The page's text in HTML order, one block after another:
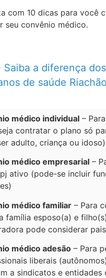
com 10 dicas para você
seu convênio médico.
Saiba a diferença
de saúde
médico individual –
contratar o plano só
adulto, criança ou idoso)
médico empresarial –
ativo (pode-se incluir
médico familiar – Para
família esposo(a) e
pode considerar
médico adesão – Para
liberais
a sindicatos e entidades